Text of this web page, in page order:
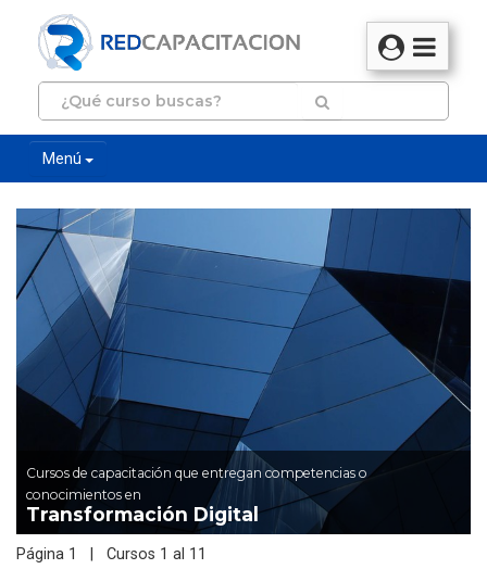
Menú
Cursos de capacitación que entregan competencias o
conocimientos en
Transformación Digital
Página 1 | Cursos 1 al 11